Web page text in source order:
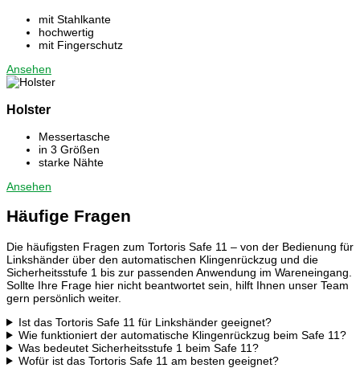
mit Stahlkante
hochwertig
mit Fingerschutz
Ansehen
Holster
Messertasche
in 3 Größen
starke Nähte
Ansehen
Häufige Fragen
Die häufigsten Fragen zum Tortoris Safe 11 – von der Bedienung für
Linkshänder über den automatischen Klingenrückzug und die
Sicherheitsstufe 1 bis zur passenden Anwendung im Wareneingang.
Sollte Ihre Frage hier nicht beantwortet sein, hilft Ihnen unser Team
gern persönlich weiter.
Ist das Tortoris Safe 11 für Linkshänder geeignet?
Wie funktioniert der automatische Klingenrückzug beim Safe 11?
Was bedeutet Sicherheitsstufe 1 beim Safe 11?
Wofür ist das Tortoris Safe 11 am besten geeignet?